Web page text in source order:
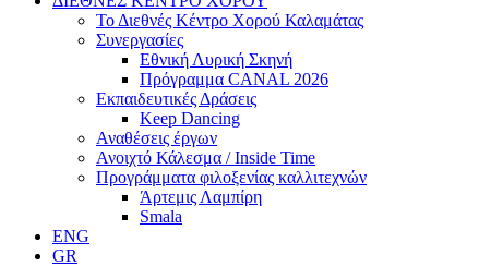
Το Διεθνές Κέντρο Χορού Καλαμάτας
Συνεργασίες
Εθνική Λυρική Σκηνή
Πρόγραμμα CANAL 2026
Εκπαιδευτικές Δράσεις
Keep Dancing
Αναθέσεις έργων
Ανοιχτό Κάλεσμα / Inside Time
Προγράμματα φιλοξενίας καλλιτεχνών
Άρτεμις Λαμπίρη
Smala
ENG
GR